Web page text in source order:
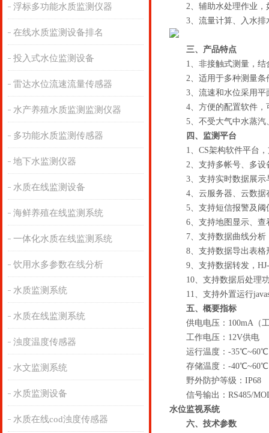
浮标多功能水质监测仪器
在线水质监测设备排名
投入式水位监测设备
雷达水位流速流量传感器
水产养殖水质监测监测仪器
多功能水质监测传感器
地下水监测仪器
水质在线监测设备
海鲜养殖在线监测系统
一体化水质在线监测系统
饮用水多参数在线分析
水质监测系统
水质在线监测系统
浊度温度传感器
水文监测系统
水质监测设备
水质在线cod浊度传感器
2、辅助水处理作业，
3、流量计算、入水排
三、产品特点
1、非接触式测量，结
2、适用于多种测量条
3、流速和水位采用平
4、方便的配置软件，
5、不受大气中水蒸汽
四、监测平台
1、CS架构软件平台，
2、支持多帐号、多设
3、支持实时数据展示
4、云服务器、云数据
5、支持短信报警及阈
6、支持地图显示、查
7、支持数据曲线分析
8、支持数据导出表格
9、支持数据转发，HJ-
10、支持数据后处理
11、支持外置运行
五、概要指标
供电电压：100mA（工
工作电压：12V供电
运行温度：-35℃~60℃
存储温度：-40℃~60℃
野外防护等级：IP68
信号输出：RS485/
水位监视系统
六、技术参数